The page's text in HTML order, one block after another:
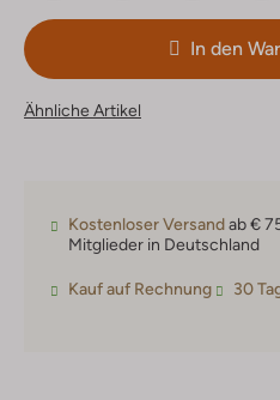
In den
Ähnliche Artikel
Kostenloser Versandab €
Mitglieder in Deutschland
Kauf auf Rechnung 30